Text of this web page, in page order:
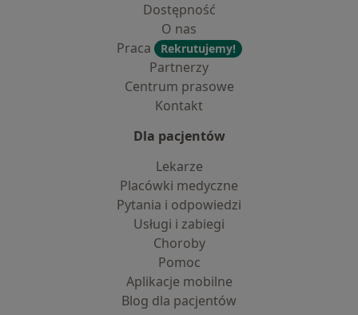
Dostępność
O nas
Praca
Rekrutujemy!
Partnerzy
Centrum prasowe
Kontakt
Dla pacjentów
Lekarze
Placówki medyczne
Pytania i odpowiedzi
Usługi i zabiegi
Choroby
Pomoc
Aplikacje mobilne
Blog dla pacjentów